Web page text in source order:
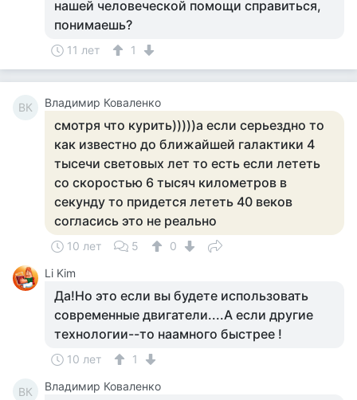
нашей человеческой помощи справиться,
понимаешь?
11 лет 1
ВК Владимир Коваленко
смотря что курить)))))а если серьездно то
как известно до ближайшей галактики 4
тысечи световых лет то есть если лететь
со скоростью 6 тысяч километров в
секунду то придется лететь 40 веков
согласись это не реально
10 лет 5
0
Li Kim
Да!Но это если вы будете использовать
современные двигатели....А если другие
технологии--то наамного быстрее !
10 лет 1
ВК Владимир Коваленко